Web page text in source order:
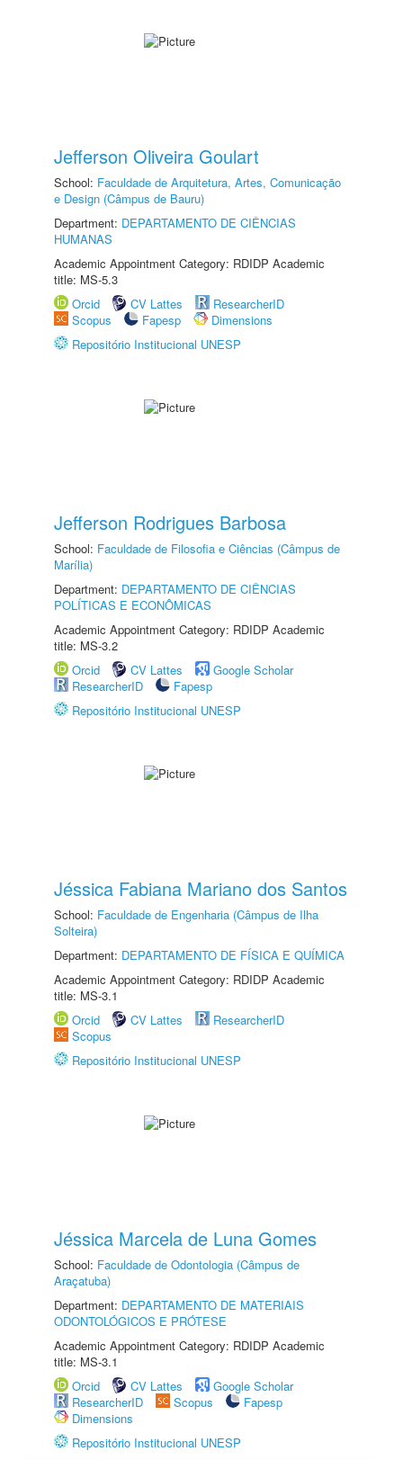
Jefferson Oliveira Goulart
School: Faculdade de Arquitetura, Artes, Comunicação
e Design (Câmpus de Bauru)
Department: DEPARTAMENTO DE CIÊNCIAS
HUMANAS
Academic Appointment Category: RDIDP Academic
title: MS-5.3
Orcid
CV Lattes
ResearcherID
Scopus
Fapesp
Dimensions
Repositório Institucional UNESP
Jefferson Rodrigues Barbosa
School: Faculdade de Filosofia e Ciências (Câmpus de
Marília)
Department: DEPARTAMENTO DE CIÊNCIAS
POLÍTICAS E ECONÔMICAS
Academic Appointment Category: RDIDP Academic
title: MS-3.2
Orcid
CV Lattes
Google Scholar
ResearcherID
Fapesp
Repositório Institucional UNESP
Jéssica Fabiana Mariano dos Santos
School: Faculdade de Engenharia (Câmpus de Ilha
Solteira)
Department: DEPARTAMENTO DE FÍSICA E QUÍMICA
Academic Appointment Category: RDIDP Academic
title: MS-3.1
Orcid
CV Lattes
ResearcherID
Scopus
Repositório Institucional UNESP
Jéssica Marcela de Luna Gomes
School: Faculdade de Odontologia (Câmpus de
Araçatuba)
Department: DEPARTAMENTO DE MATERIAIS
ODONTOLÓGICOS E PRÓTESE
Academic Appointment Category: RDIDP Academic
title: MS-3.1
Orcid
CV Lattes
Google Scholar
ResearcherID
Scopus
Fapesp
Dimensions
Repositório Institucional UNESP